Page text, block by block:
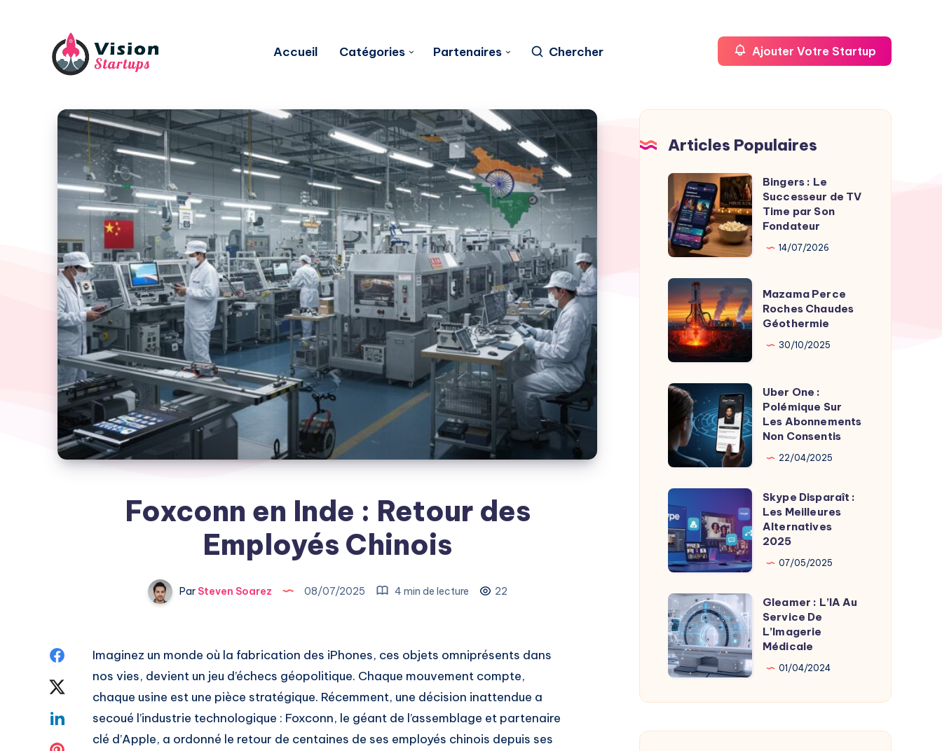
Accueil Catégories Partenaires Chercher Ajouter Votre Startup
Foxconn en Inde : Retour des
Employés Chinois
ParSteven Soarez 08/07/2025 4 min de lecture 22
Share
Twitter
Share
Imaginez un monde où la fabrication des iPhones, ces objets omniprésents dans
nos vies, devient un jeu d’échecs géopolitique. Chaque mouvement compte,
chaque usine est une pièce stratégique. Récemment, une décision inattendue a
secoué l’industrie technologique : Foxconn, le géant de l’assemblage et partenaire
clé d’Apple, a ordonné le retour de centaines de ses employés chinois depuis ses
Articles Populaires
Bingers
Le
Successeur
de
TV
Time
par
Son
Fondateur
Bingers : Le
Successeur de TV
Time par Son
Fondateur
14/07/2026
Mazama
Perce
Roches
Chaudes
Géothermie
Mazama Perce
Roches Chaudes
Géothermie
30/10/2025
Uber
One
Polémique
Sur
Les
Abonnements
Non
Consentis
Uber One :
Polémique Sur
Les Abonnements
Non Consentis
22/04/2025
Skype
Disparaît
:
Les
Meilleures
Alternatives
2025
Skype Disparaît :
Les Meilleures
Alternatives
2025
07/05/2025
Gleamer
:
L’IA
Au
Service
De
Gleamer : L’IA Au
Service De
L’Imagerie
Médicale
01/04/2024